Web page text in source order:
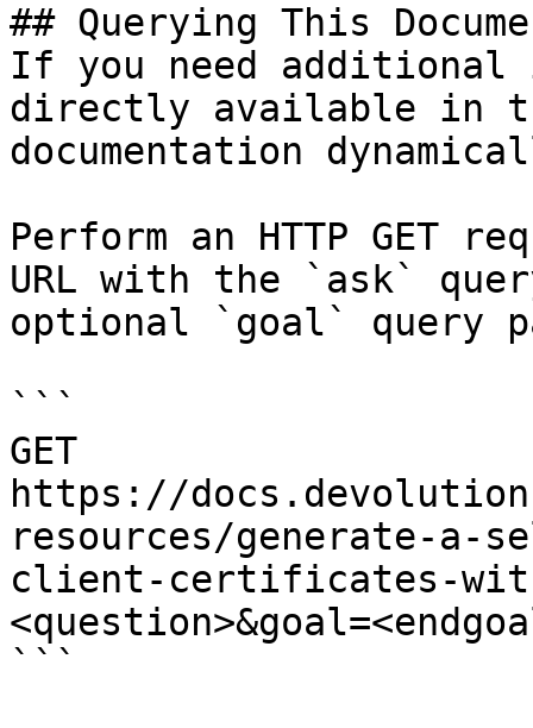
## Querying This
If you need
directly available in
documentation
Perform an HTTP GET
URL with the `ask`
optional `goal` query
```
GET
https://
resources/generate-a-
client-certificates-
```